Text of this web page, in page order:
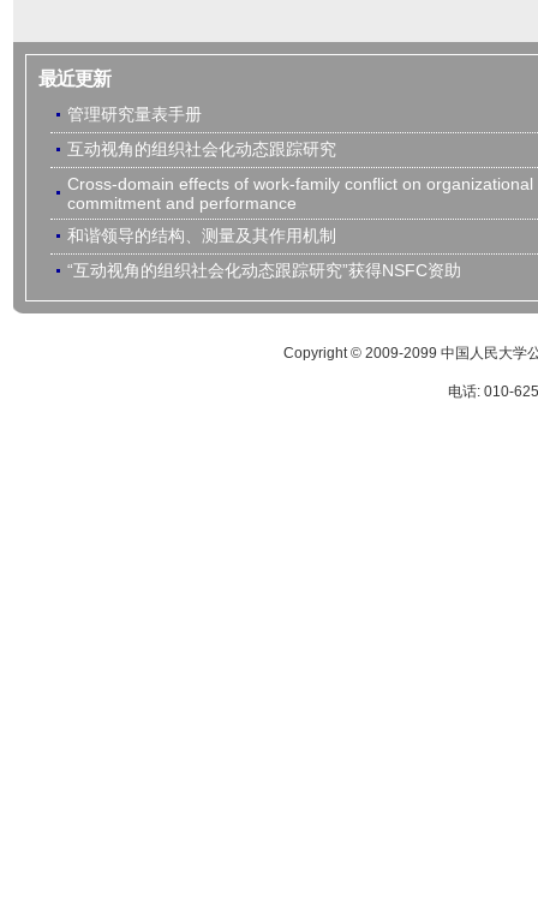
最近更新
管理研究量表手册
互动视角的组织社会化动态跟踪研究
Cross-domain effects of work-family conflict on organizational
commitment and performance
和谐领导的结构、测量及其作用机制
“互动视角的组织社会化动态跟踪研究”获得NSFC资助
Copyright © 2009-2099 中国人民大学
电话: 010-